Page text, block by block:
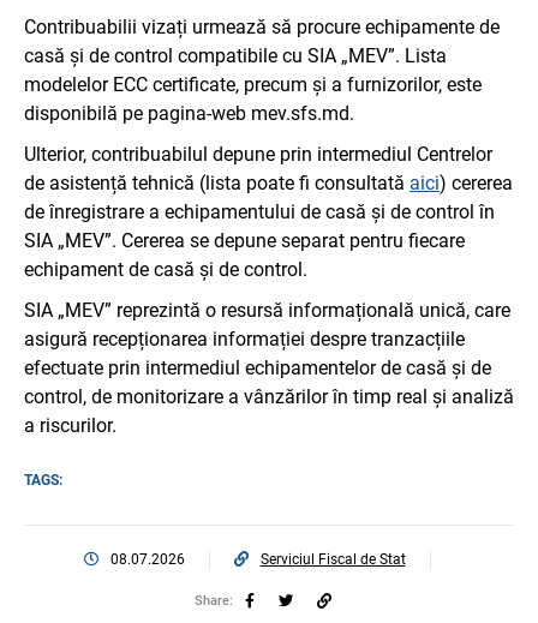
Contribuabilii vizați urmează să procure echipamente de
casă și de control compatibile cu SIA „MEV”. Lista
modelelor ECC certificate, precum și a furnizorilor, este
disponibilă pe pagina-web mev.sfs.md.
Ulterior, contribuabilul depune prin intermediul Centrelor
de asistență tehnică (lista poate fi consultată aici) cererea
de înregistrare a echipamentului de casă și de control în
SIA „MEV”. Cererea se depune separat pentru fiecare
echipament de casă și de control.
SIA „MEV” reprezintă o resursă informațională unică, care
asigură recepționarea informației despre tranzacțiile
efectuate prin intermediul echipamentelor de casă și de
control, de monitorizare a vânzărilor în timp real și analiză
a riscurilor.
TAGS:
08.07.2026 Serviciul Fiscal de Stat
Share: